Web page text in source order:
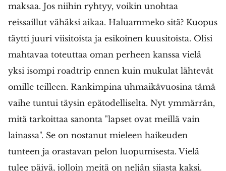
maksaa. Jos niihin ryhtyy, voikin unohtaa
reissaillut vähäksi aikaa. Haluammeko sitä? Kuopus
täytti juuri viisitoista ja esikoinen kuusitoista. Olisi
mahtavaa toteuttaa oman perheen kanssa vielä
yksi isompi roadtrip ennen kuin mukulat lähtevät
omille teilleen. Rankimpina uhmaikävuosina tämä
vaihe tuntui täysin epätodelliselta. Nyt ymmärrän,
mitä tarkoittaa sanonta "lapset ovat meillä vain
lainassa". Se on nostanut mieleen haikeuden
tunteen ja orastavan pelon luopumisesta. Vielä
tulee päivä, jolloin meitä on neljän sijasta kaksi.